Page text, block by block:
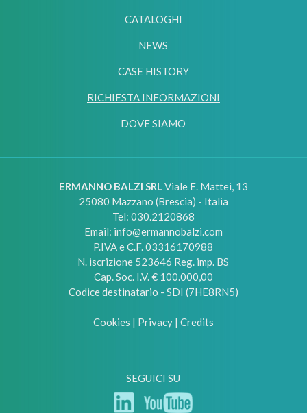
ERMANNO BALZI SRLViale E. Mattei, 13
25080 Mazzano (Brescia) - Italia
Tel: 030.2120868
Email: info@ermannobalzi.com
P.IVA e C.F. 03316170988
N. iscrizione 523646 Reg. imp. BS
Cap. Soc. I.V. € 100.000,00
Codice destinatario - SDI (7HE8RN5)
Cookies | Privacy| Credits
CATALOGHI
NEWS
CASE HISTORY
RICHIESTA INFORMAZIONI
DOVE SIAMO
SEGUICI SU